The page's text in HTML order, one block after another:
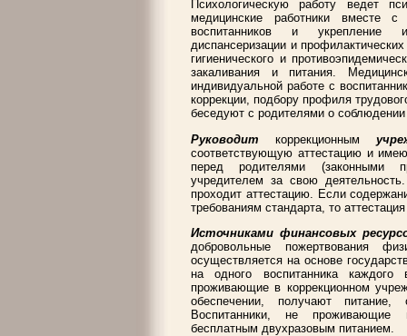
Психологическую работу ведет
медицинские работники вместе
воспитанников и укрепление
диспансеризации и
гигиенического и
закаливания и питания.
индивидуальной работе с
коррекции, подбору профиля
беседуют с родителями о
Руководит коррекционным
соответствующую аттестацию и
перед родителями (законными
учредителем за свою
проходит аттестацию. Если
требованиям стандарта, то
Источниками финансовых
добровольные пожертвования
осуществляется на основе
на одного воспитанника каждого
проживающие в коррекционном
обеспечении, получают
Воспитанники, не проживающие
бесплатным двухразовым питанием.